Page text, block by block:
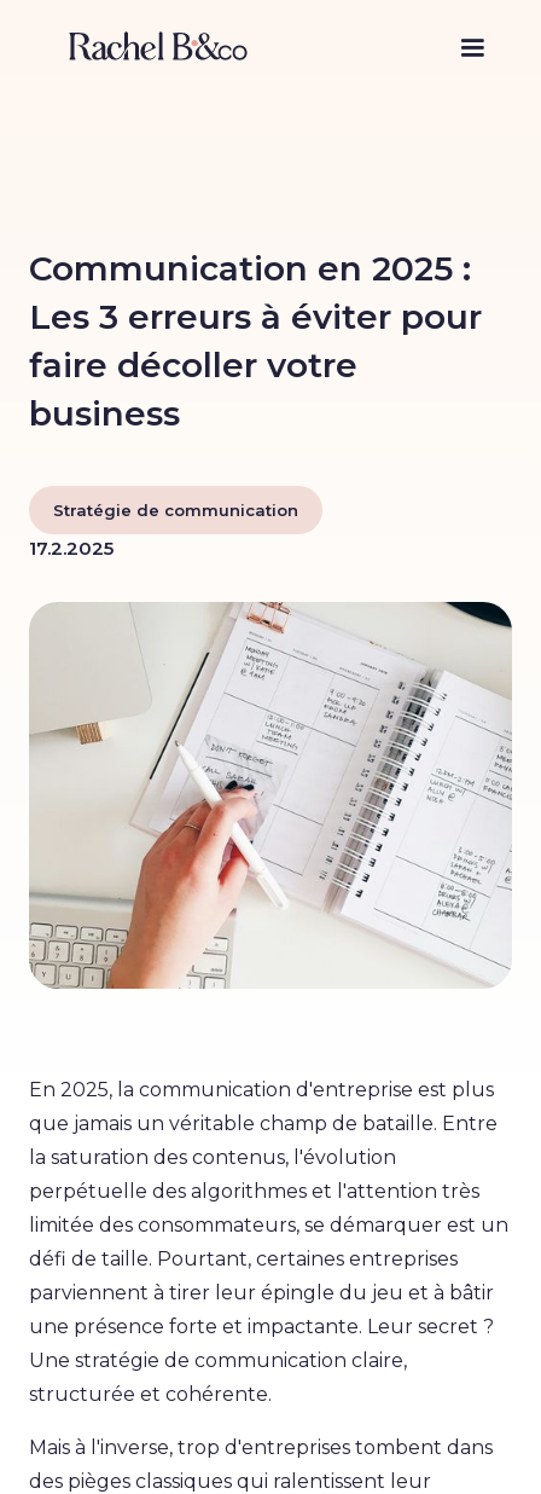
Communication en 2025 :
Les 3 erreurs à éviter pour
faire décoller votre
business
Stratégie de communication
17.2.2025
En 2025, la communication d'entreprise est plus
que jamais un véritable champ de bataille. Entre
la saturation des contenus, l'évolution
perpétuelle des algorithmes et l'attention très
limitée des consommateurs, se démarquer est un
défi de taille. Pourtant, certaines entreprises
parviennent à tirer leur épingle du jeu et à bâtir
une présence forte et impactante. Leur secret ?
Une stratégie de communication claire,
structurée et cohérente.
Mais à l'inverse, trop d'entreprises tombent dans
des pièges classiques qui ralentissent leur